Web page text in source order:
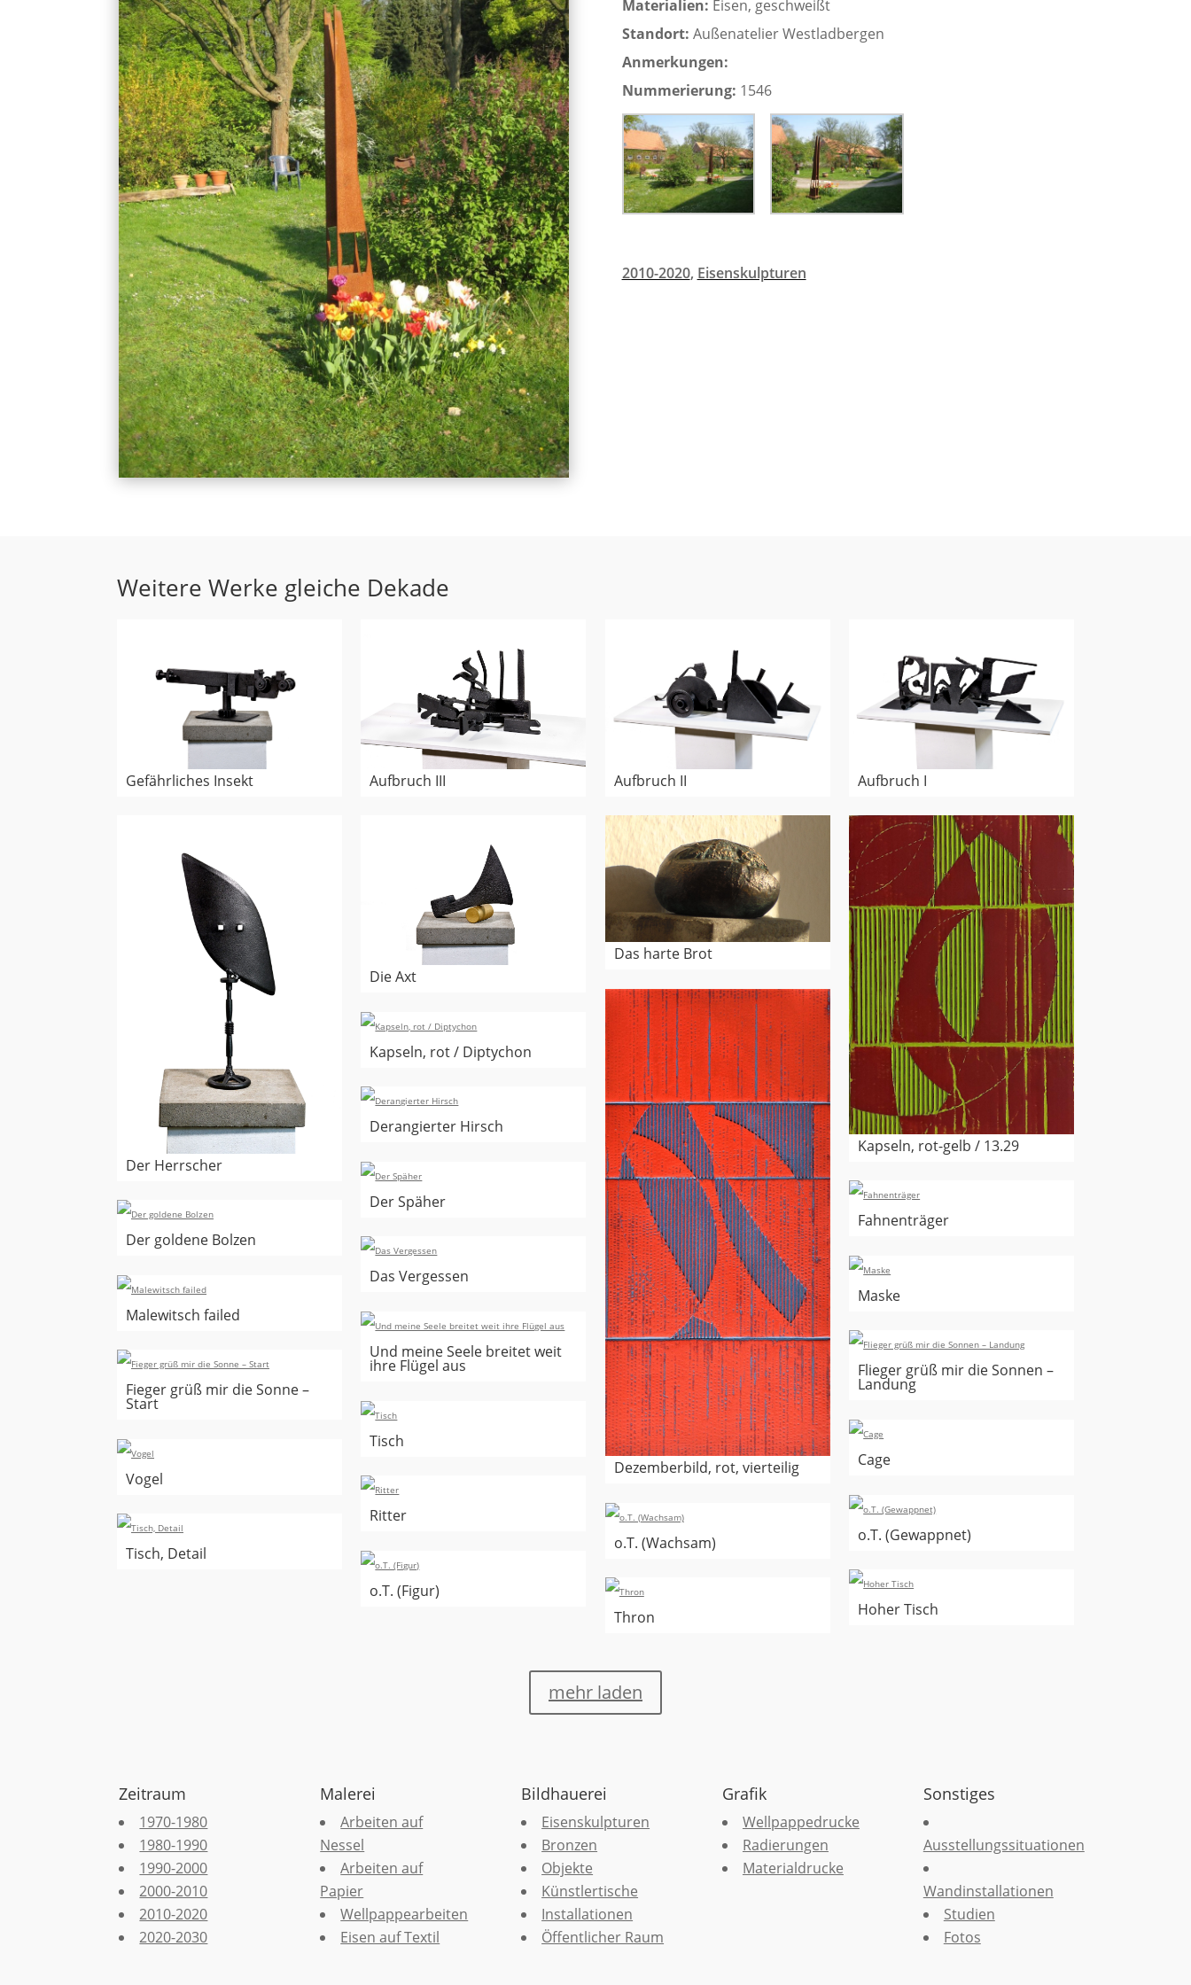
Materialien: Eisen, geschweißt
Standort: Außenatelier Westladbergen
Anmerkungen:
Nummerierung: 1546
2010-2020, Eisenskulpturen
Weitere Werke gleiche Dekade
Gefährliches Insekt Aufbruch III Aufbruch II Aufbruch I
Die Axt
Der Herrscher
Das harte Brot
Kapseln, rot-gelb / 13.29
Dezemberbild, rot, vierteilig
Kapseln, rot / Diptychon
Derangierter Hirsch
Der Späher
Fahnenträger
Der goldene Bolzen
Das Vergessen
Maske
Malewitsch failed
Und meine Seele breitet weit
ihre Flügel aus Flieger grüß mir die Sonnen –
Landung
Fieger grüß mir die Sonne –
Start
Tisch
Cage
Vogel
Ritter
o.T. (Gewappnet)
o.T. (Wachsam)
Tisch, Detail
o.T. (Figur)
Hoher Tisch
Thron
mehr laden
Zeitraum
1970-1980
1980-1990
1990-2000
2000-2010
2010-2020
2020-2030
Malerei
Arbeiten auf
Nessel
Arbeiten auf
Papier
Wellpappearbeiten
Eisen auf Textil
Bildhauerei
Eisenskulpturen
Bronzen
Objekte
Künstlertische
Installationen
Öffentlicher Raum
Grafik
Wellpappedrucke
Radierungen
Materialdrucke
Sonstiges
Ausstellungssituationen
Wandinstallationen
Studien
Fotos